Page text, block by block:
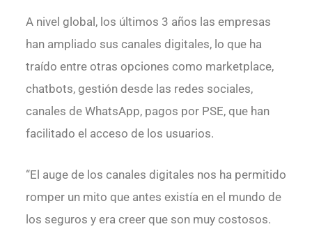
A nivel global, los últimos 3 años las empresas
han ampliado sus canales digitales, lo que ha
traído entre otras opciones como marketplace,
chatbots, gestión desde las redes sociales,
canales de WhatsApp, pagos por PSE, que han
facilitado el acceso de los usuarios.
“El auge de los canales digitales nos ha permitido
romper un mito que antes existía en el mundo de
los seguros y era creer que son muy costosos.